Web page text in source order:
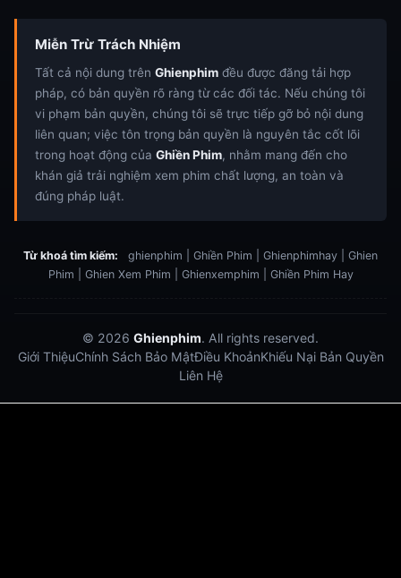
Miễn Trừ Trách Nhiệm
Tất cả nội dung trên Ghienphim đều được đăng tải hợp
pháp, có bản quyền rõ ràng từ các đối tác. Nếu chúng tôi
vi phạm bản quyền, chúng tôi sẽ trực tiếp gỡ bỏ nội dung
liên quan; việc tôn trọng bản quyền là nguyên tắc cốt lõi
trong hoạt động của Ghiền Phim, nhằm mang đến cho
khán giả trải nghiệm xem phim chất lượng, an toàn và
đúng pháp luật.
Từ khoá tìm kiếm:
ghienphim | Ghiền Phim | Ghienphimhay | Ghien
Phim | Ghien Xem Phim | Ghienxemphim | Ghiền Phim Hay
© 2026 Ghienphim. All rights reserved.
Giới ThiệuChính Sách Bảo MậtĐiều KhoảnKhiếu Nại Bản Quyền
Liên Hệ